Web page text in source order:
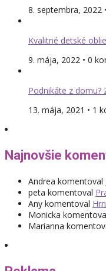
8. septembra, 2022
Kvalitné detské
9. mája, 2022 • 0
Podnikáte z
13. mája, 2021 • 1
Najnovšie
Andrea komentoval
peta komentoval
Any komentoval
Monicka
Marianna